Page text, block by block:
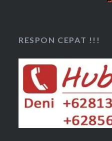
RESPON CEPAT !!!